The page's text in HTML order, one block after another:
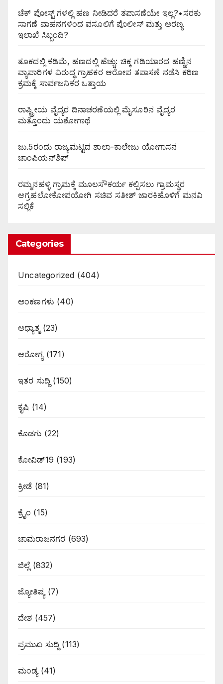
ಚೆಕ್ ಪೋಸ್ಟ್ ಗಳಲ್ಲಿ ಹಣ ನೀಡಿದರೆ ತಪಾಸಣೆಯೇ ಇಲ್ಲ?•ಸರಕು
ಸಾಗಣೆ ವಾಹನಗಳಿಂದ ವಸೂಲಿಗೆ ಪೊಲೀಸ್ ಮತ್ತು ಅರಣ್ಯ
ಇಲಾಖೆ ಸಿಬ್ಬಂದಿ?
ತೂಕದಲ್ಲಿ ಕಡಿಮೆ, ಹಣದಲ್ಲಿ ಹೆಚ್ಚು: ಚಿಕ್ಕ ಗಡಿಯಾರದ ಹಣ್ಣಿನ
ವ್ಯಾಪಾರಿಗಳ ವಿರುದ್ಧ ಗ್ರಾಹಕರ ಆರೋಪ ತಪಾಸಣೆ ನಡೆಸಿ ಕಠಿಣ
ಕ್ರಮಕ್ಕೆ ಸಾರ್ವಜನಿಕರ ಒತ್ತಾಯ
ರಾಷ್ಟ್ರೀಯ ವೈದ್ಯರ ದಿನಾಚರಣೆಯಲ್ಲಿ ಮೈಸೂರಿನ ವೈದ್ಯರ
ಮತ್ತೊಂದು ಯಶೋಗಾಥೆ
ಜು.5ರಂದು ರಾಜ್ಯಮಟ್ಟದ ಶಾಲಾ-ಕಾಲೇಜು ಯೋಗಾಸನ
ಚಾಂಪಿಯನ್‌ಶಿಪ್
ರಮ್ಮನಹಳ್ಳಿ ಗ್ರಾಮಕ್ಕೆ ಮೂಲಸೌಕರ್ಯ ಕಲ್ಪಿಸಲು ಗ್ರಾಮಸ್ಥರ
ಆಗ್ರಹಲೋಕೋಪಯೋಗಿ ಸಚಿವ ಸತೀಶ್ ಜಾರಕಿಹೊಳಿಗೆ ಮನವಿ
ಸಲ್ಲಿಕೆ
Categories
Uncategorized (404)
ಅಂಕಣಗಳು (40)
ಅಧ್ಯಾತ್ಮ(23)
ಆರೋಗ್ಯ(171)
ಇತರ ಸುದ್ದಿ (150)
ಕೃಷಿ (14)
ಕೊಡಗು (22)
ಕೋವಿಡ್19 (193)
ಕ್ರೀಡೆ (81)
ಕ್ರೈಂ (15)
ಚಾಮರಾಜನಗರ (693)
ಜಿಲ್ಲೆ (832)
ಜ್ಯೋತಿಷ್ಯ (7)
ದೇಶ (457)
ಪ್ರಮುಖ ಸುದ್ದಿ (113)
ಮಂಡ್ಯ(41)